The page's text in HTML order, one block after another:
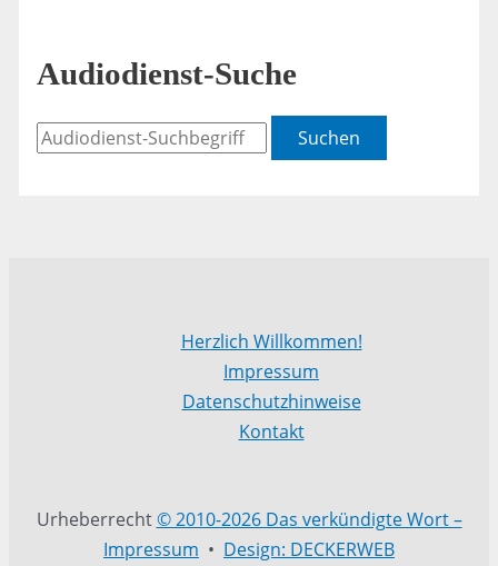
Audiodienst-Suche
Suchen
Herzlich Willkommen!
Impressum
Datenschutzhinweise
Kontakt
Urheberrecht© 2010-2026 Das verkündigte Wort –
Impressum • Design: DECKERWEB